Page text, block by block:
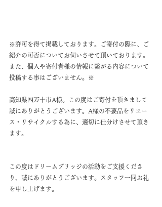
※許可を得て掲載しております。ご寄付の際に、ご
紹介の可否についてお伺いさせて頂いております。
また、個人や寄付者様の情報に繋がる内容について
投稿する事はございません。※
高知県四万十市A様。この度はご寄付を頂きまして
誠にありがとうございます。A様の不要品をリユー
ス・リサイクルする為に、適切に仕分けさせて頂き
ます。
この度はドリームブリッジの活動をご支援くださ
り、誠にありがとうございます。スタッフ一同お礼
を申し上げます。